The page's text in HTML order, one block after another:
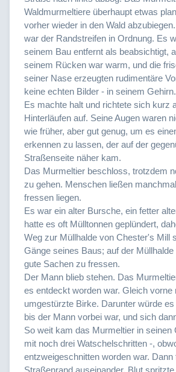
Waldmurmeltiere überhaupt etwas
vorher wieder in den Wald
war der Randstreifen in Ordnung. Es
seinem Bau entfernt als beabsichtigt,
seinem Rücken war warm, und die
seiner Nase erzeugten rudimentäre
keine echten Bilder - in seinem Gehirn.
Es machte halt und richtete sich kurz
Hinterläufen auf. Seine Augen waren
wie früher, aber gut genug, um es
erkennen zu lassen, der auf der
Straßenseite näher kam.
Das Murmeltier beschloss, trotzdem
zu gehen. Menschen ließen
fressen liegen.
Es war ein alter Bursche, ein fetter
hatte es oft Mülltonnen geplündert,
Weg zur Müllhalde von Chester's Mill
Gänge seines Baus; auf der
gute Sachen zu fressen.
Der Mann blieb stehen. Das
es entdeckt worden war. Gleich vorne
umgestürzte Birke. Darunter würde
bis der Mann vorbei war, und sich
So weit kam das Murmeltier in seinen
mit noch drei Watschelschritten -,
entzweigeschnitten worden war. Dann
Straßenrand auseinander. Blut